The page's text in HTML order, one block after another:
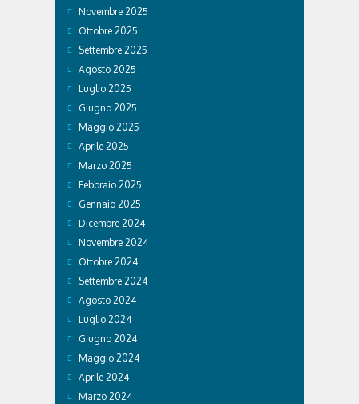
Novembre 2025
Ottobre 2025
Settembre 2025
Agosto 2025
Luglio 2025
Giugno 2025
Maggio 2025
Aprile 2025
Marzo 2025
Febbraio 2025
Gennaio 2025
Dicembre 2024
Novembre 2024
Ottobre 2024
Settembre 2024
Agosto 2024
Luglio 2024
Giugno 2024
Maggio 2024
Aprile 2024
Marzo 2024